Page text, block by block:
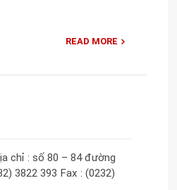
READ MORE
chỉ : số 80 – 84 đường
3822 393 Fax : (0232)